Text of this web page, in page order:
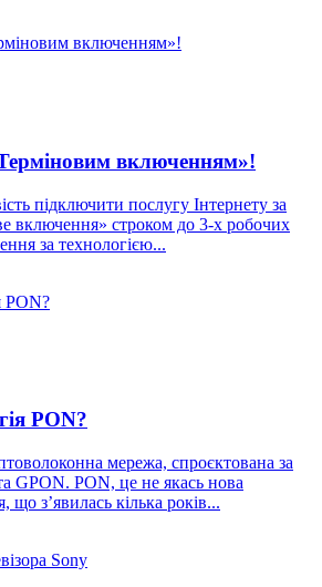
включенням»!
підключити послугу Інтернету за
включення» строком до 3-х робочих
за технологією...
PON?
мережа, спроєктована за
GPON. PON, це не якась нова
що з’явилась кілька років...